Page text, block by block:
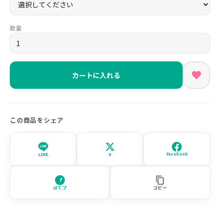
数量
カートに入れる
この商品をシェア
LINE X Facebook
はてブ コピー